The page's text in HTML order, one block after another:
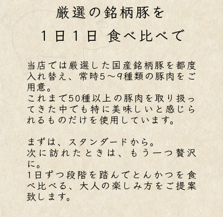
厳選の銘柄豚を
１日１日 食べ比べで
当店では厳選した国産銘柄豚を都度
入れ替え、常時5～9種類の豚肉をご
用意。
これまで50種以上の豚肉を取り扱っ
てきた中でも特に美味しいと感じら
れるものだけを使用しています。
まずは、スタンダードから。
次に訪れたときは、もう一つ贅沢
に。
1日ずつ段階を踏んでとんかつを食
べ比べる、大人の楽しみ方をご提案
致します。